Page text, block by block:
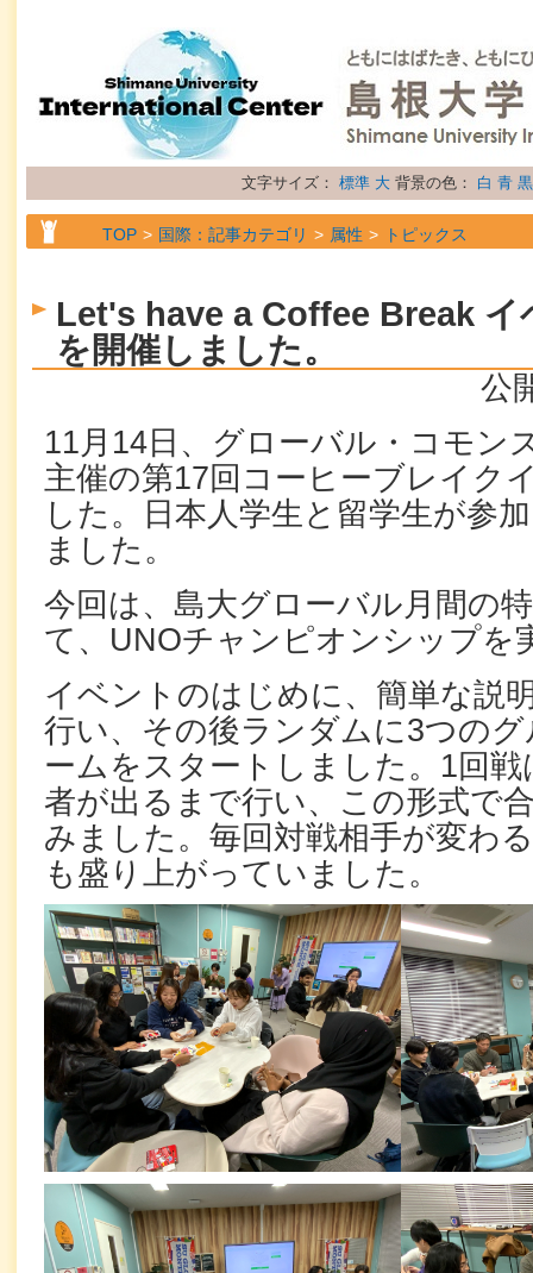
文字サイズ： 標準 大 背景の色： 白 青 黒
TOP 国際：記事カテゴリ 属性 トピックス
Let's have a Coffee Break イ
を開催しました。
公
11月14日、グローバル・コモン
主催の第17回コーヒーブレイク
した。日本人学生と留学生が参
ました。
今回は、島大グローバル月間の
て、UNOチャンピオンシップを
イベントのはじめに、簡単な説
行い、その後ランダムに3つの
ームをスタートしました。1回
者が出るまで行い、この形式で
みました。毎回対戦相手が変わ
も盛り上がっていました。